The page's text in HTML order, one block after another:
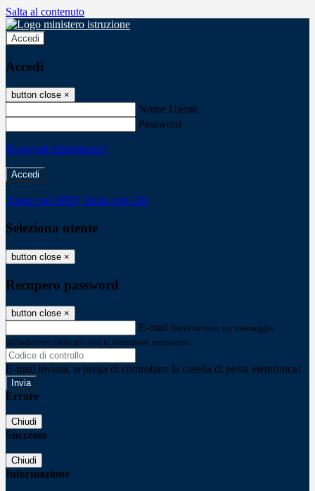
Salta al contenuto
Accedi
Accedi
button close ×
Nome Utente
Password
Password dimenticata?
-
Entra con SPID Entra con CIE
Seleziona utente
button close ×
Recupero password
button close ×
E-mail Verrà inviato un messaggio
all'indirizzo indicato con le istruzioni necessarie.
E-mail inviata, si prega di controllare la casella di posta elettronica!
Errore
Chiudi
Successo
Chiudi
Informazione